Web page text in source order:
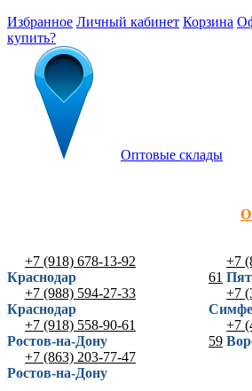
Избранное Личный кабинет Корзина
купить?
Оптовые склады
+7 (918) 678-13-92
Краснодар
+7 (988) 594-27-33
Краснодар
+7 (918) 558-90-61
Ростов-на-Дону
+7 (863) 203-77-47
Ростов-на-Дону
+7
61
+7
+7
59